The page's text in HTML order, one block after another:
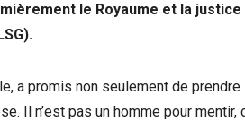
le Royaume et la
a promis non seulement de
Il n’est pas un homme pour mentir,